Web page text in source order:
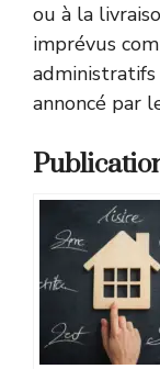
ou à la
imprévus
annoncé par